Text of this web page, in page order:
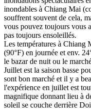
inondables à Chiang Mai
souffrent souvent de cela,
vous pouvez toujours vous
pas toujours ensoleillés.
Les températures à Chiang
(90°F) en journée et env.
le bazar de nuit ou le
Juillet est la saison basse
sont bon marché et il y a
l'expérience en juillet est
magnifique donnant lieu à
soleil se couche derrière